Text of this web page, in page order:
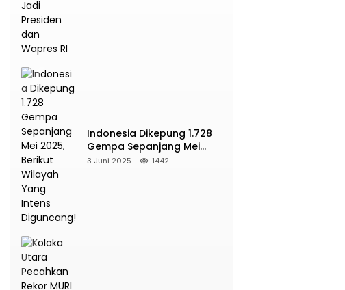
Indonesia Dikepung 1.728
Gempa Sepanjang Mei
2025, Berikut Wilayah Yang
3 Juni 2025 1442